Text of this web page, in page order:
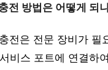
전 방법은 어떻게 되
전은 전문 장비가 필
비스 포트에 연결하